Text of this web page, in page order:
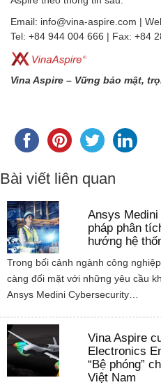
Email: info@vina-aspire.com |
Tel: +84 944 004 666 | Fax: +84
Vina Aspire – Vững bảo mật,
Bài viết liên quan
Ansys
pháp phân
hướng hệ
Trong bối cảnh ngành công
càng đối mặt với những yêu cầu
Ansys Medini Cybersecurity…
Vina Aspire
Electronics
“Bệ phóng”
Việt Nam